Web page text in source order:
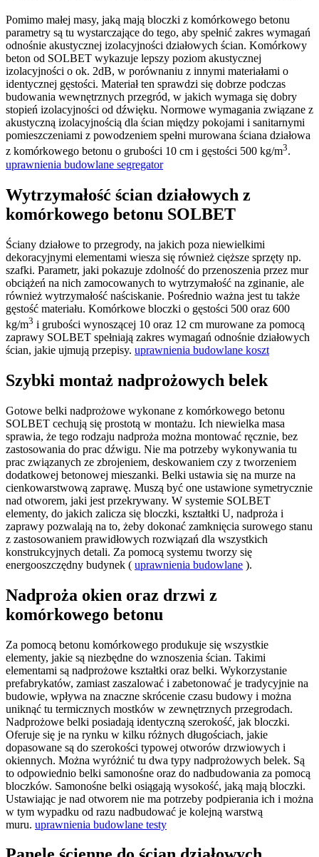
Pomimo małej masy, jaką mają bloczki z komórkowego betonu
parametry są tu wystarczające do tego, aby spełnić zakres wymagań
odnośnie akustycznej izolacyjności działowych ścian. Komórkowy
beton od SOLBET wykazuje lepszy poziom akustycznej
izolacyjności o ok. 2dB, w porównaniu z innymi materiałami o
identycznej gęstości. Materiał ten sprawdzi się dobrze podczas
budowania wewnętrznych przegród, w jakich wymaga się dobry
stopień izolacyjności od dźwięku. Normowe wymagania związane z
akustyczną izolacyjnością dla ścian między pokojami i sanitarnymi
pomieszczeniami z powodzeniem spełni murowana ściana działowa
z komórkowego betonu o grubości 10 cm i gęstości 500 kg/m3.
uprawnienia budowlane segregator
Wytrzymałość ścian działowych z
komórkowego betonu SOLBET
Ściany działowe to przegrody, na jakich poza niewielkimi
dekoracyjnymi elementami wiesza się również cięższe sprzęty np.
szafki. Parametr, jaki pokazuje zdolność do przenoszenia przez mur
obciążeń na nich zamocowanych to wytrzymałość na zginanie, ale
również wytrzymałość naściskanie. Pośrednio ważna jest tu także
gęstość materiału. Komórkowe bloczki o gęstości 500 oraz 600
kg/m3 i grubości wynoszącej 10 oraz 12 cm murowane za pomocą
zaprawy SOLBET spełniają zakres wymagań odnośnie działowych
ścian, jakie ujmują przepisy. uprawnienia budowlane koszt
Szybki montaż nadprożowych belek
Gotowe belki nadprożowe wykonane z komórkowego betonu
SOLBET cechują się prostotą w montażu. Ich niewielka masa
sprawia, że tego rodzaju nadproża można montować ręcznie, bez
zastosowania do prac dźwigu. Nie ma potrzeby wykonywania tu
prac związanych ze zbrojeniem, deskowaniem czy z tworzeniem
dodatkowej betonowej mieszanki. Belki ustawia się na murze na
cienkowarstwową zaprawę. Muszą być one ustawione symetrycznie
nad otworem, jaki jest przekrywany. W systemie SOLBET
elementy, do jakich zalicza się bloczki, kształtki U, nadproża i
zaprawy pozwalają na to, żeby dokonać zamknięcia surowego stanu
z zastosowaniem prawidłowych rozwiązań dla wszystkich
konstrukcyjnych detali. Za pomocą systemu tworzy się
energooszczędny budynek ( uprawnienia budowlane ).
Nadproża okien oraz drzwi z
komórkowego betonu
Za pomocą betonu komórkowego produkuje się wszystkie
elementy, jakie są niezbędne do wznoszenia ścian. Takimi
elementami są nadprożowe kształtki oraz belki. Wykorzystanie
prefabrykatów, zamiast zaszalować i zabetonować je tradycyjnie na
budowie, wpływa na znaczne skrócenie czasu budowy i można
uniknąć tu termicznych mostków w zewnętrznych przegrodach.
Nadprożowe belki posiadają identyczną szerokość, jak bloczki.
Oferuje się je na rynku w kilku różnych długościach, jakie
dopasowane są do szerokości typowej otworów drzwiowych i
okiennych. Można wyróżnić tu dwa typy nadprożowych belek. Są
to odpowiednio belki samonośne oraz do nadbudowania za pomocą
bloczków. Samonośne belki osiągają wysokość, jaką mają bloczki.
Ustawiając je nad otworem nie ma potrzeby podpierania ich i można
w tym wypadku od razu nadbudować je kolejną warstwą
muru. uprawnienia budowlane testy